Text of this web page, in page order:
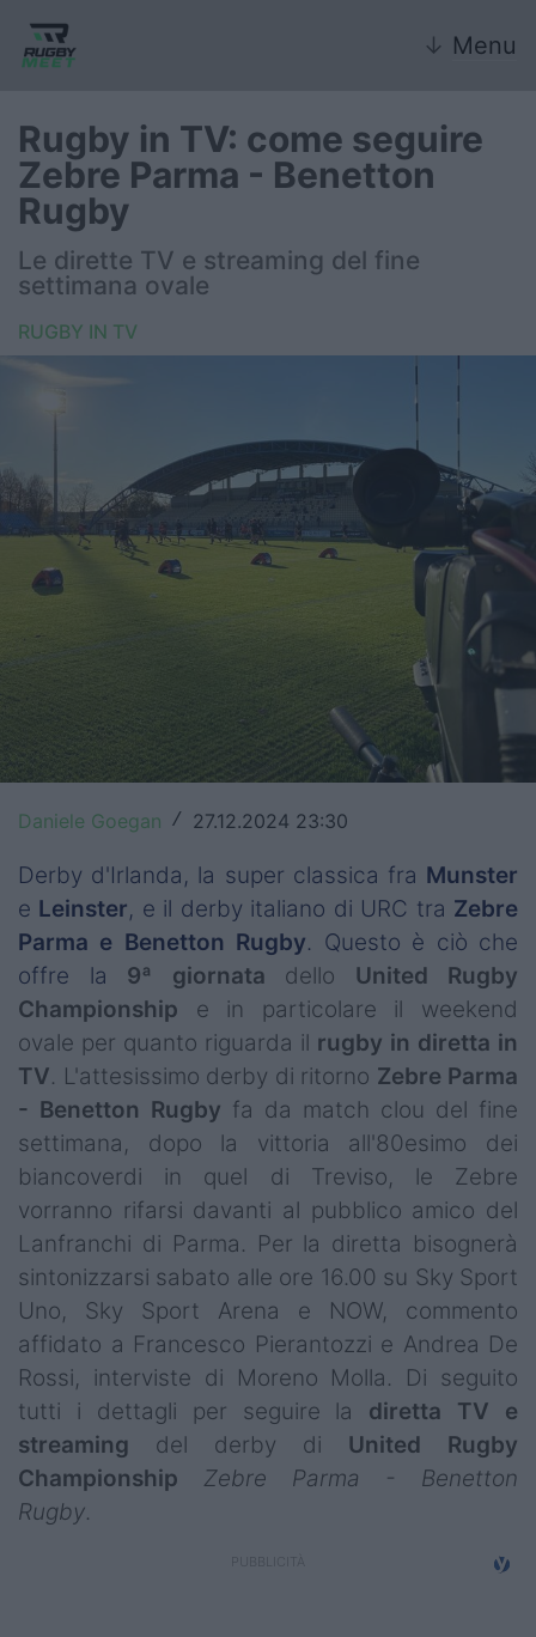
↓ Menu
Nazionale
Nazionali giovanili
FIR
Internazionale
United Rugby Championship
Top14
Challenge Cup
World Rugby
Rugby World Cup
Super Rugby
Rugby in TV
Mercato
Serie A Elite
Campionati
Serie A
Serie B
Serie C
Femminile
Giovanili
Coppa Italia
Minirugby
Eventi
Rugby in TV: come seguire
Zebre Parma - Benetton
Rugby
Le dirette TV e streaming del fine
settimana ovale
RUGBY IN TV
Daniele Goegan / 27.12.2024 23:30
Derby d'Irlanda, la super classica fra Munster
e Leinster, e il derby italiano di URC tra Zebre
Parma e Benetton Rugby. Questo è ciò che
offre la 9ª giornata dello United Rugby
Championship e in particolare il weekend
ovale per quanto riguarda il rugby in diretta in
TV. L'attesissimo derby di ritorno Zebre Parma
- Benetton Rugby fa da match clou del fine
settimana, dopo la vittoria all'80esimo dei
biancoverdi in quel di Treviso, le Zebre
vorranno rifarsi davanti al pubblico amico del
Lanfranchi di Parma. Per la diretta bisognerà
sintonizzarsi sabato alle ore 16.00 su Sky Sport
Uno, Sky Sport Arena e NOW, commento
affidato a Francesco Pierantozzi e Andrea De
Rossi, interviste di Moreno Molla. Di seguito
tutti i dettagli per seguire la diretta TV e
streaming del derby di United Rugby
Championship Zebre Parma - Benetton
Rugby.